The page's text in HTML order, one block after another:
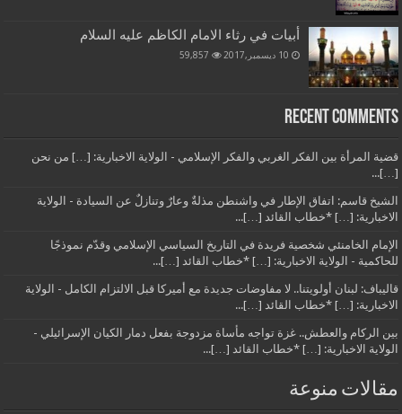
أبيات في رثاء الامام الكاظم عليه السلام
10 ديسمبر,2017 59,857
Recent Comments
قضية المرأة بين الفكر الغربي والفكر الإسلامي - الولاية الاخبارية: […] من نحن
[…]...
الشيخ قاسم: اتفاق الإطار في واشنطن مذلةٌ وعارٌ وتنازلٌ عن السيادة - الولاية
الاخبارية: […] *خطاب القائد […]...
الإمام الخامنئي شخصية فريدة في التاريخ السياسي الإسلامي وقدّم نموذجًا
للحاكمية - الولاية الاخبارية: […] *خطاب القائد […]...
قاليباف: لبنان أولويتنا.. لا مفاوضات جديدة مع أميركا قبل الالتزام الكامل - الولاية
الاخبارية: […] *خطاب القائد […]...
بين الركام والعطش.. غزة تواجه مأساة مزدوجة بفعل دمار الكيان الإسرائيلي -
الولاية الاخبارية: […] *خطاب القائد […]...
مقالات منوعة